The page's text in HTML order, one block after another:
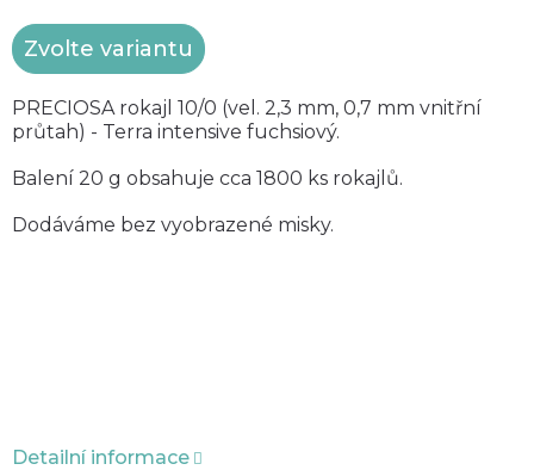
Měrná
cena:
Zvolte variantu
PRECIOSA rokajl 10/0 (vel. 2,3 mm, 0,7 mm vnitřní
průtah) - Terra intensive fuchsiový.
Balení 20 g obsahuje cca 1800 ks rokajlů.
Dodáváme bez vyobrazené misky.
Detailní informace